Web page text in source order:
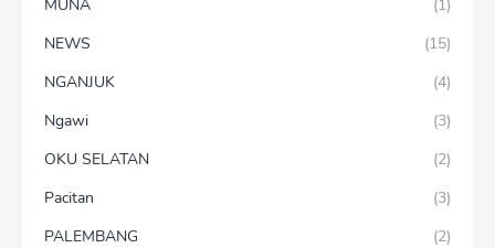
MUNA
(1)
NEWS
(15)
NGANJUK
(4)
Ngawi
(3)
OKU SELATAN
(2)
Pacitan
(3)
PALEMBANG
(2)